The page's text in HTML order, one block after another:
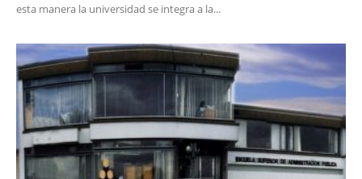
esta manera la universidad se integra a la...